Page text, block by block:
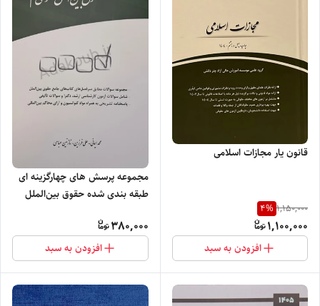
قانون یار مجازات اسلامی
1,150,000
4%
1,100,000
افزودن به سبد
مجموعه پرسش های چهارگزینه ای
طبقه بندی شده حقوق بین‌الملل
380,000
افزودن به سبد